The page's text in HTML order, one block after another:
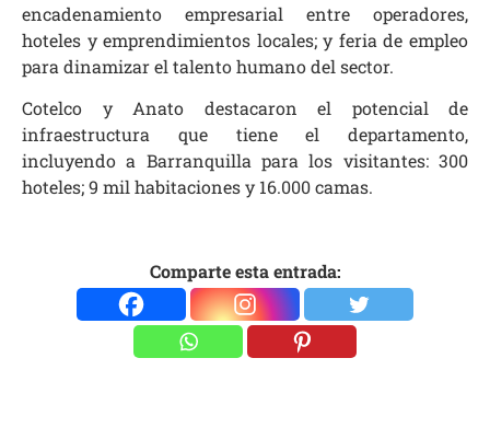
encadenamiento empresarial entre operadores,
hoteles y emprendimientos locales; y feria de empleo
para dinamizar el talento humano del sector.
Cotelco y Anato destacaron el potencial de
infraestructura que tiene el departamento,
incluyendo a Barranquilla para los visitantes: 300
hoteles; 9 mil habitaciones y 16.000 camas.
Comparte esta entrada: